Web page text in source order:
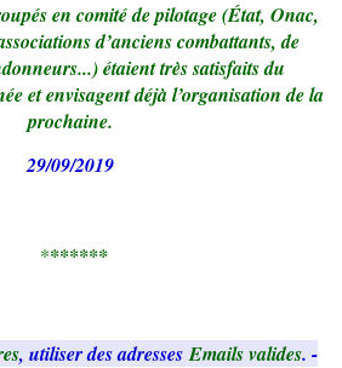
en comité de pilotage (État, Onac,
d’anciens combattants, de
étaient très satisfaits du
et envisagent déjà l’organisation de la
prochaine.
29/09/2019
*******
, utiliser des adressesEmails valides. -